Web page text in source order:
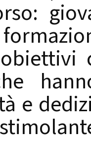
e